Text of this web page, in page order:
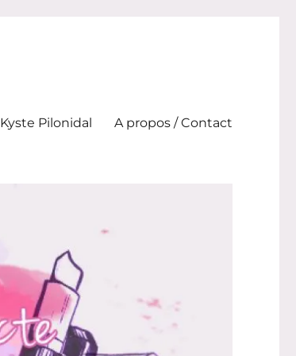
Kyste Pilonidal A propos / Contact